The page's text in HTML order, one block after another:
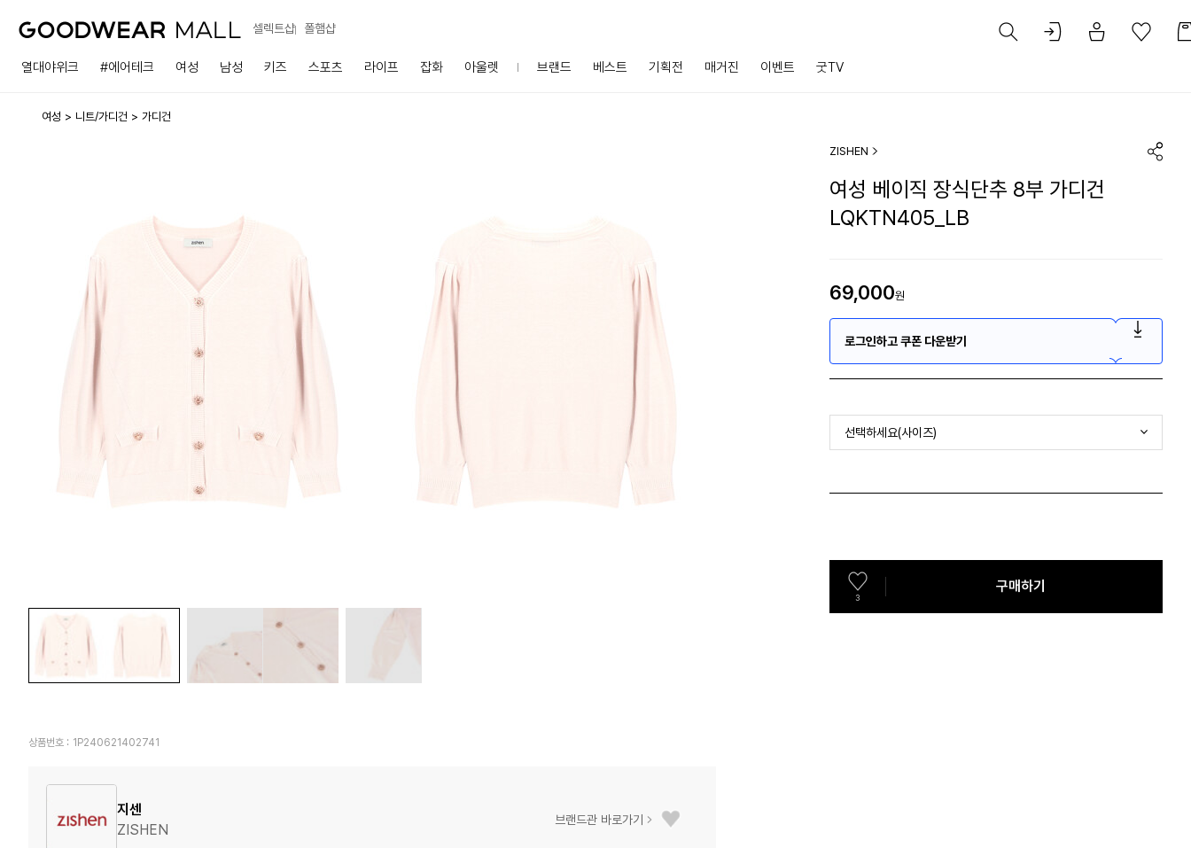
셀렉트샵 폴햄샵
열대야위크 #에어테크 여성 남성 키즈 스포츠 라이프 잡화 아울렛 브랜드 베스트 기획전 매거진 이벤트 굿TV
여성 니트/가디건 가디건
상품번호 : 1P240621402741
지센
ZISHEN
브랜드관 바로가기
ZISHEN
여성 베이직 장식단추 8부 가디건
LQKTN405_LB
69,000원
로그인하고 쿠폰 다운받기
선택하세요(사이즈)
3
구매하기